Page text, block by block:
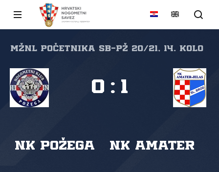
MŽNL početnika SB-PŽ 20/21, 14. kolo
NK Požega NK Amater
0 : 1